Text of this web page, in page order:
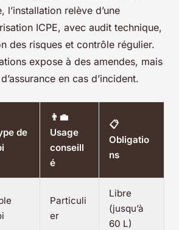
l’installation relève d’une
ICPE, avec audit technique,
des risques et contrôle régulier.
expose à des amendes, mais
en cas d’incident.
de
👨‍💼
Usage
conseill
é
📋
Obligatio
ns
Particuli
er
Libre
(jusqu’à
60 L)